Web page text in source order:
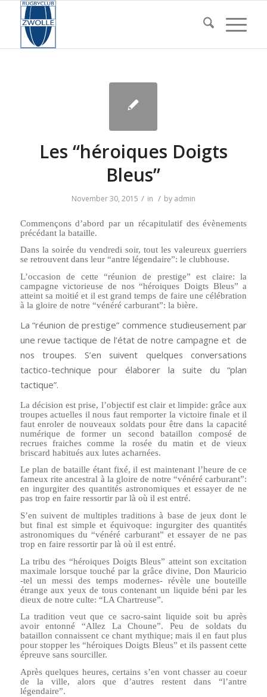
Les “héroiques Doigts
Bleus”
November 30, 2015 / in / by admin
Commençons d’abord par un récapitulatif des évènements
précédant la bataille.
Dans la soirée du vendredi soir, tout les valeureux guerriers
se retrouvent dans leur “antre légendaire”: le clubhouse.
L’occasion de cette “réunion de prestige” est claire: la
campagne victorieuse de nos “héroiques Doigts Bleus” a
atteint sa moitié et il est grand temps de faire une célébration
à la gloire de notre “vénéré carburant”: la bière.
La “réunion de prestige” commence studieusement par
une revue tactique de l’état de notre campagne et de
nos troupes. S’en suivent quelques conversations
tactico-technique pour élaborer la suite du “plan
tactique”.
La décision est prise, l’objectif est clair et limpide: grâce aux
troupes actuelles il nous faut remporter la victoire finale et il
faut enroler de nouveaux soldats pour être dans la capacité
numérique de former un second bataillon composé de
recrues fraiches comme la rosée du matin et de vieux
briscard habitués aux lutes acharnées.
Le plan de bataille étant fixé, il est maintenant l’heure de ce
fameux rite ancestral à la gloire de notre “vénéré carburant”:
en ingurgiter des quantités astronomiques et essayer de ne
pas trop en faire ressortir par là où il est entré.
S’en suivent de multiples traditions à base de jeux dont le
but final est simple et équivoque: ingurgiter des quantités
astronomiques du “vénéré carburant” et essayer de ne pas
trop en faire ressortir par là où il est entré.
La tribu des “héroiques Doigts Bleus” atteint son excitation
maximale lorsque touché par la grâce divine, Don Mauricio
-tel un messi des temps modernes- révèle une bouteille
étrange aux yeux de tous contenant un liquide béni par les
dieux de notre culte: “LA Chartreuse”.
La tradition veut que ce sacro-saint liquide soit bu après
avoir entonné “Allez La Choune”. Peu de soldats du
bataillon connaissent ce chant mythique; mais il en faut plus
pour stopper les “héroiques Doigts Bleus” et ils passent cette
épreuve sans sourciller.
Après quelques heures, certains s’en vont chasser au coeur
de la ville, alors que d’autres restent dans “l’antre
légendaire”.